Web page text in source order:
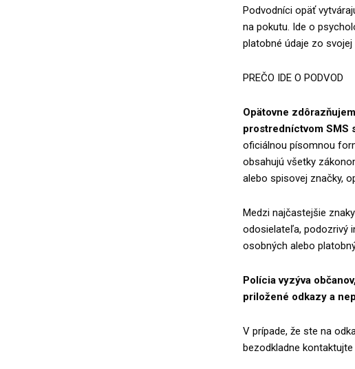
Podvodníci opäť
na pokutu. Ide o
platobné údaje zo svojej
PREČO IDE O PODVOD
Opätovne
prostredníctvom SMS
oficiálnou písomnou
obsahujú všetky
alebo spisovej značky,
Medzi najčastejšie
odosielateľa, podozrivý
osobných alebo
Polícia vyzýva
priložené odkazy a
V prípade, že ste na
bezodkladne